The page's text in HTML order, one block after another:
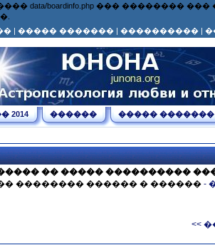
data/boardinfo.php ���
| ����� ������� | ���������� |
2014 ������ ����� �������
�� ����� ����������
�������� ������ � ������ -
<<